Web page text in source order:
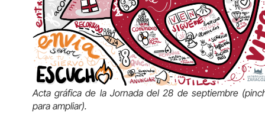
Acta gráfica de la Jornada del 28 de septiembre
para ampliar).